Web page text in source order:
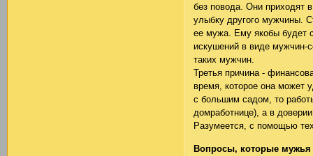
без повода. Они приходят
улыбку другого мужчины.
ее мужа. Ему якобы будет
искушений в виде мужчин-
таких мужчин.
Третья причина -
время, которое она может
с большим садом, то
домработнице), а в
Разумеется, с помощью
Вопросы, которые мужья